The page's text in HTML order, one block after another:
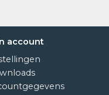
account